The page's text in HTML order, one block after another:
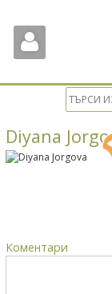
Diyana
Коментари